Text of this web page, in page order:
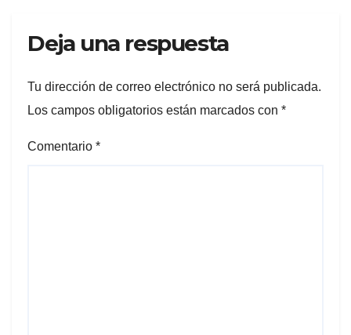
Deja una respuesta
Tu dirección de correo electrónico no será publicada.
Los campos obligatorios están marcados con *
Comentario *